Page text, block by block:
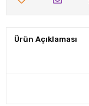
Ürün Açıklaması